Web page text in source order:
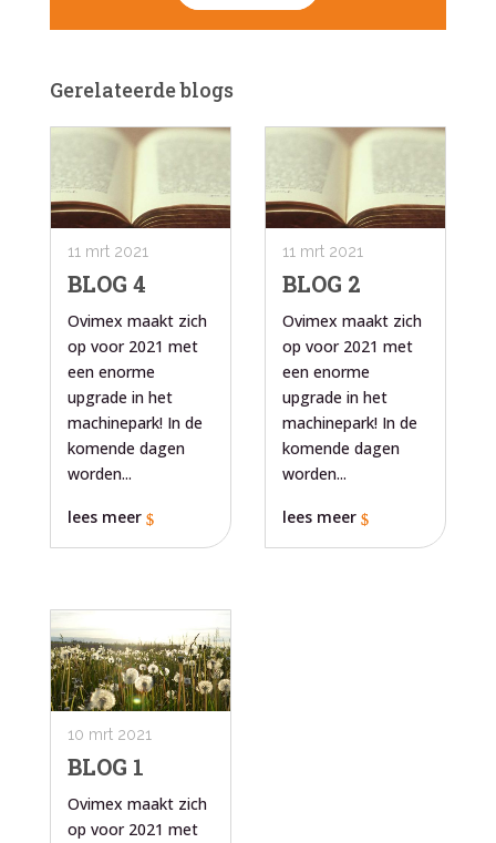
Gerelateerde blogs
11 mrt 2021
BLOG 4
Ovimex maakt zich
op voor 2021 met
een enorme
upgrade in het
machinepark! In de
komende dagen
worden...
lees meer
11 mrt 2021
BLOG 2
Ovimex maakt zich
op voor 2021 met
een enorme
upgrade in het
machinepark! In de
komende dagen
worden...
lees meer
10 mrt 2021
BLOG 1
Ovimex maakt zich
op voor 2021 met